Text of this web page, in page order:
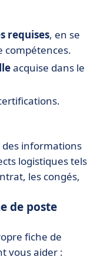
requises, en se
compétences.
acquise dans le
informations
logistiques tels
les congés,
de poste
fiche de
vous aider :